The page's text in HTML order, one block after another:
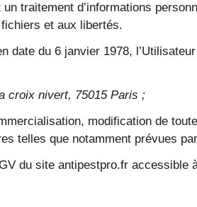
traitement d’informations
et aux libertés.
date du 6 janvier 1978,
croix nivert, 75015 Paris ;
modification de
telles que notamment prévues
du site antipestpro.fr accessible